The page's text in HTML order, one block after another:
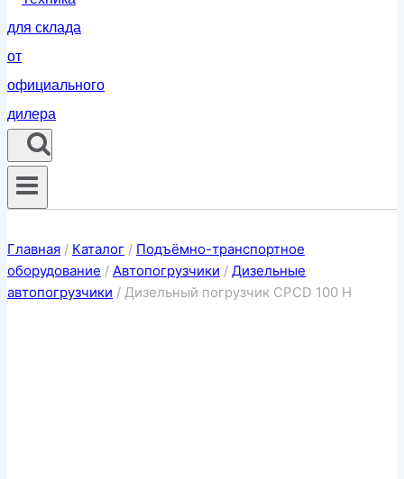
Главная / Каталог / Подъёмно-транспортное
оборудование / Автопогрузчики / Дизельные
автопогрузчики / Дизельный погрузчик CPCD 100 H